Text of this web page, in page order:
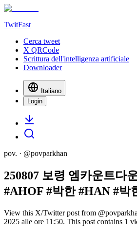
TwitFast
Cerca tweet
X QRCode
Scrittura dell'intelligenza artificiale
Downloader
Italiano
Login
pov. · @povparkhan
250807 보령 엠카운트다
#AHOF #박한 #HAN #박
View this X/Twitter post from
2025 alle ore 11:50. This post contains 1